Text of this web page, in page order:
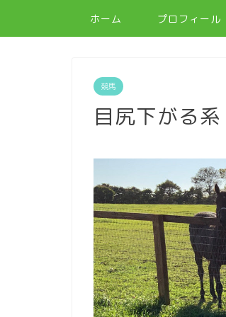
ホーム プロフィール
競馬
目尻下がる系